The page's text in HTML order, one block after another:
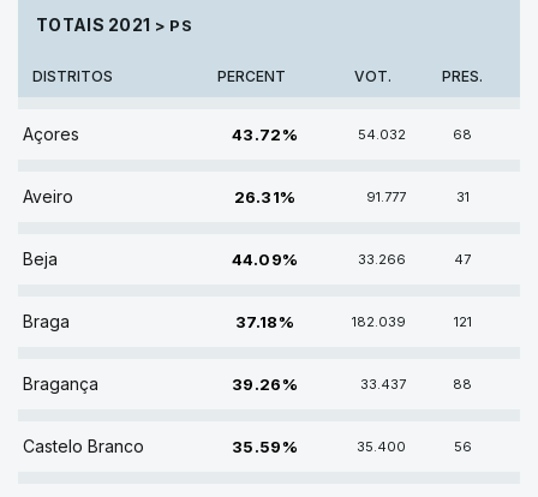
TOTAIS 2021 > PS
DISTRITOS PERCENT VOT. PRES.
Açores 43.72% 54.032 68
Aveiro 26.31% 91.777 31
Beja 44.09% 33.266 47
Braga 37.18% 182.039 121
Bragança 39.26% 33.437 88
Castelo Branco 35.59% 35.400 56